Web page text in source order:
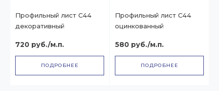
Профильный лист С44
декоративный
720 руб./м.п.
ПОДРОБНЕЕ
Профильный лист С44
оцинкованный
580 руб./м.п.
ПОДРОБНЕЕ